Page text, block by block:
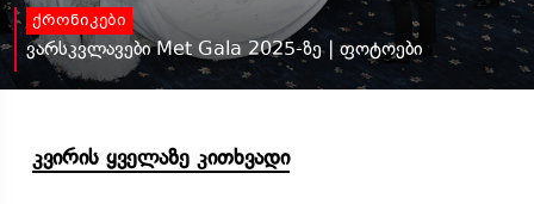
ქრონიკები
ვარსკვლავები Met Gala 2025-ზე | ფოტოები
კვირის ყველაზე კითხვადი